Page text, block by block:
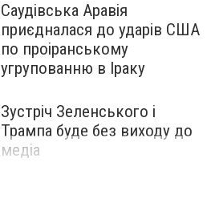
Саудівська Аравія
приєдналася до ударів США
по проіранському
угрупованню в Іраку
Зустріч Зеленського і
Трампа буде без виходу до
медіа